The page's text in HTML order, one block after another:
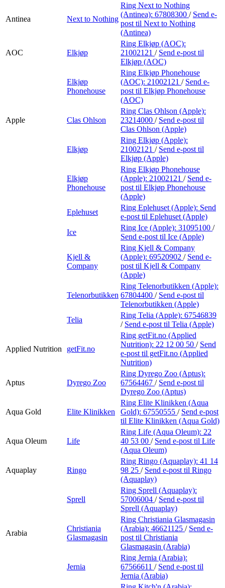
Antinea Next to Nothing
Ring Next to Nothing
(Antinea): 67808300 / Send e-
post til Next to Nothing
(Antinea)
AOC Elkjøp
Ring Elkjøp (AOC):
21002121 / Send e-post til
Elkjøp (AOC)
Elkjøp
Phonehouse
Ring Elkjøp Phonehouse
(AOC): 21002121 / Send e-
post til Elkjøp Phonehouse
(AOC)
Apple Clas Ohlson
Ring Clas Ohlson (Apple):
23214000 / Send e-post til
Clas Ohlson (Apple)
Elkjøp
Ring Elkjøp (Apple):
21002121 / Send e-post til
Elkjøp (Apple)
Elkjøp
Phonehouse
Ring Elkjøp Phonehouse
(Apple): 21002121 / Send e-
post til Elkjøp Phonehouse
(Apple)
Eplehuset
Ring Eplehuset (Apple): Send
e-post til Eplehuset (Apple)
Ice
Ring Ice (Apple): 31095100 /
Send e-post til Ice (Apple)
Kjell &
Company
Ring Kjell & Company
(Apple): 69520902 / Send e-
post til Kjell & Company
(Apple)
Telenorbutikken
Ring Telenorbutikken (Apple):
67804400 / Send e-post til
Telenorbutikken (Apple)
Telia
Ring Telia (Apple): 67546839
/ Send e-post til Telia (Apple)
Applied Nutrition getFit.no
Ring getFit.no (Applied
Nutrition): 22 12 00 50 / Send
e-post til getFit.no (Applied
Nutrition)
Aptus Dyrego Zoo
Ring Dyrego Zoo (Aptus):
67564467 / Send e-post til
Dyrego Zoo (Aptus)
Aqua Gold Elite Klinikken
Ring Elite Klinikken (Aqua
Gold): 67550555 / Send e-post
til Elite Klinikken (Aqua Gold)
Aqua Oleum Life
Ring Life (Aqua Oleum): 22
40 53 00 / Send e-post til Life
(Aqua Oleum)
Aquaplay Ringo
Ring Ringo (Aquaplay): 41 14
98 25 / Send e-post til Ringo
(Aquaplay)
Sprell
Ring Sprell (Aquaplay):
57006004 / Send e-post til
Sprell (Aquaplay)
Arabia
Christiania
Glasmagasin
Ring Christiania Glasmagasin
(Arabia): 46621125 / Send e-
post til Christiania
Glasmagasin (Arabia)
Jernia
Ring Jernia (Arabia):
67566611 / Send e-post til
Jernia (Arabia)